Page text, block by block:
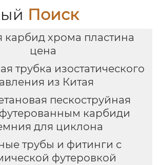
Поиск
карбид хрома пластина
цена
трубка изостатического
из Китая
пескоструйная
карбиди
для циклона
трубы и фитинги с
футеровкой